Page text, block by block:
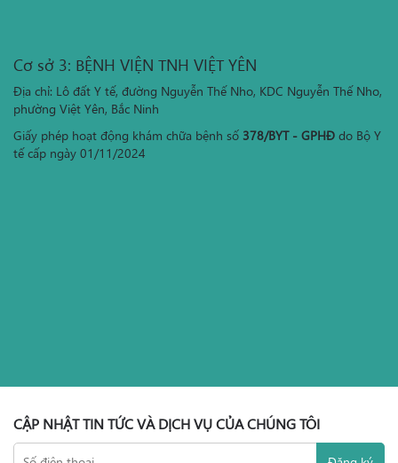
Cơ sở 3: BỆNH VIỆN TNH VIỆT YÊN
Địa chỉ: Lô đất Y tế, đường Nguyễn Thế Nho, KDC Nguyễn Thế Nho,
phường Việt Yên, Bắc Ninh
Giấy phép hoạt động khám chữa bệnh số 378/BYT - GPHĐ do Bộ Y
tế cấp ngày 01/11/2024
CẬP NHẬT TIN TỨC VÀ DỊCH VỤ CỦA CHÚNG TÔI